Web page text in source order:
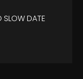
SLOW DATE